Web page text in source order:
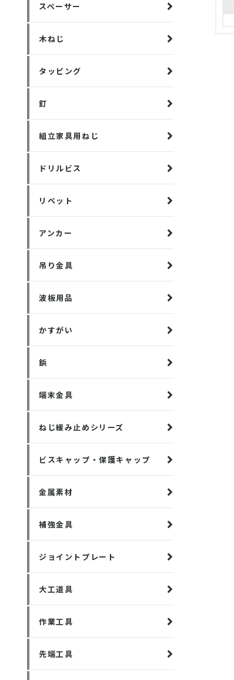
スペーサー
木ねじ
タッピング
釘
組立家具用ねじ
ドリルビス
リベット
アンカー
吊り金具
波板用品
かすがい
鋲
端末金具
ねじ緩み止めシリーズ
ビスキャップ・保護キャップ
金属素材
補強金具
ジョイントプレート
大工道具
作業工具
先端工具